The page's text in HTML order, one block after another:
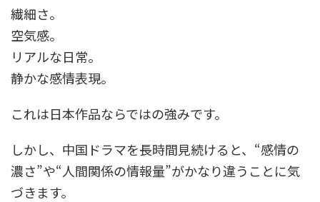
繊細さ。
空気感。
リアルな日常。
静かな感情表現。
これは日本作品ならではの強みです。
しかし、中国ドラマを長時間見続けると、“感情の
濃さ”や“人間関係の情報量”がかなり違うことに気
づきます。